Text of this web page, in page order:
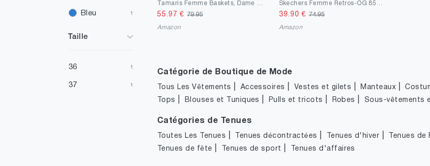
Bleu 1
Taille
36 1
37 1
55.97 €79.95
Amazon
39.90 € 74.95
Amazon
Catégorie de Boutique de Mode
Tous Les Vêtements Accessoires Vestes et gilets Manteaux |
Tops
Blouses et Tuniques Pulls et tricots Robes Sous-vêtements
Catégories de Tenues
Toutes Les Tenues Tenues décontractées Tenues d'hiver Tenues de
Tenues de fête Tenues de sport Tenues d'affaires